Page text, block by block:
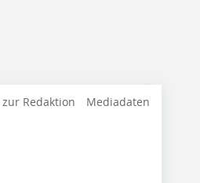
Redaktion Mediadaten